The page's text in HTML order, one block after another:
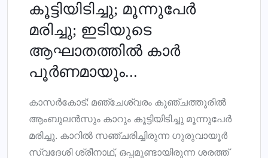
കൂട്ടിയിടിച്ചു; മൂന്നുപേര്‍
മരിച്ചു; ഇടിയുടെ
ആഘാതത്തില്‍ കാര്‍
പൂര്‍ണമായും...
കാസര്‍കോട്: മഞ്ചേശ്വരം കുഞ്ചത്തൂരില്‍
ആംബുലന്‍സും കാറും കൂട്ടിയിടിച്ചു മൂന്നുപേര്‍
മരിച്ചു. കാറില്‍ സഞ്ചരിച്ചിരുന്ന ഗുരുവായൂര്‍
സ്വദേശി ശ്രീനാഥ്, ഒപ്പമുണ്ടായിരുന്ന ശരത്ത്